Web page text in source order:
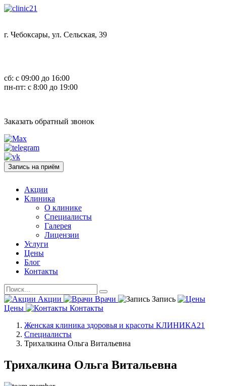
г. Чебоксары, ул. Сельская, 39
сб: с 09:00 до 16:00
пн-пт: с 8:00 до 19:00
Заказать обратный звонок
Запись на приём
Акции
Клиника
О клинике
Специалисты
Галерея
Лицензии
Услуги
Цены
Блог
Контакты
Акции Врачи
Запись
Цены
Контакты
Женская клиника здоровья и красоты КЛИНИКА21
Специалисты
Трихалкина Ольга Витальевна
Трихалкина Ольга Витальевна